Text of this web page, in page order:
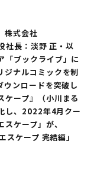
株式会社
長：淡野 正・以
「ブックライブ」に
ジナルコミックを制
ンロードを突破し
ケープ』（小川まる
し、2022年4月クー
ケープ」が、
ケープ 完結編」